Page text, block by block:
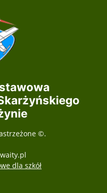
©.
dla szkółotwiera się w